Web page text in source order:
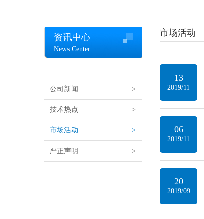
资讯中心
News Center
公司新闻 >
技术热点 >
市场活动 >
严正声明 >
市场活动
13
2019/11
06
2019/11
20
2019/09